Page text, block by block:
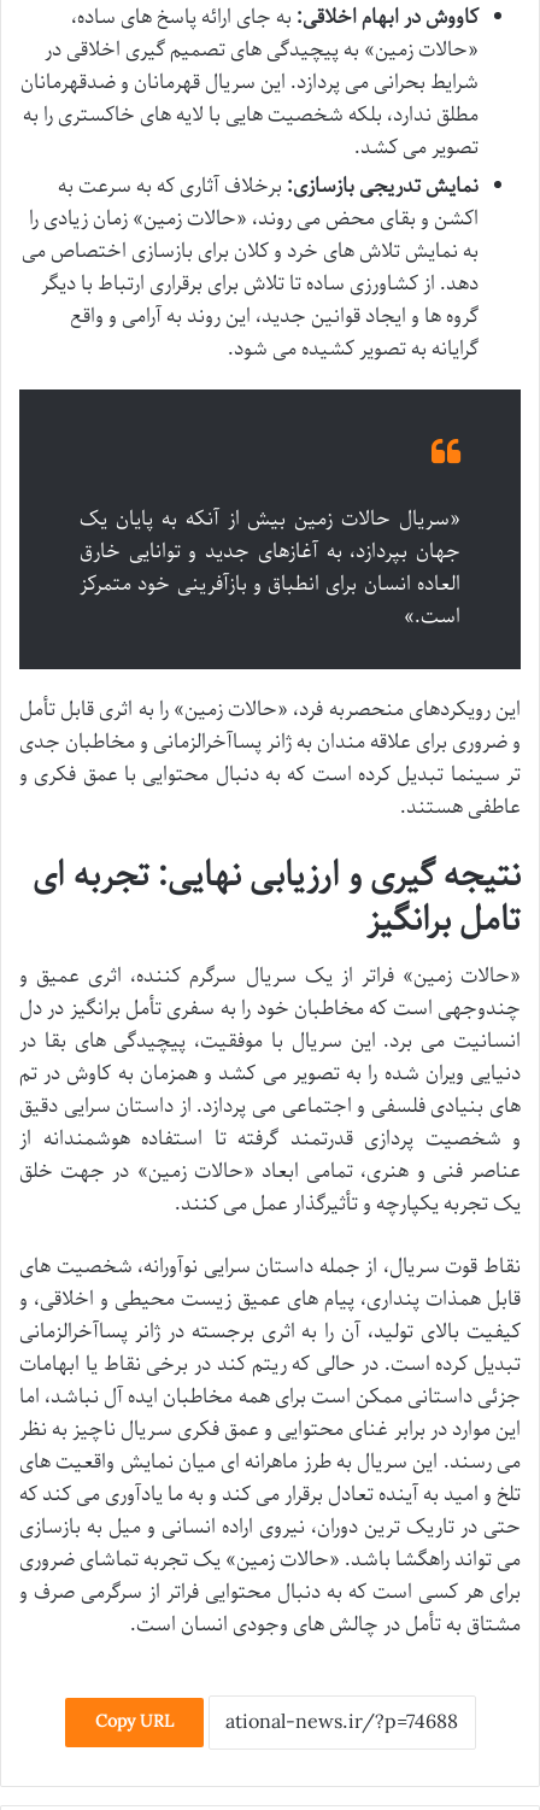
کاووش در ابهام اخلاقی: به جای ارائه پاسخ های ساده،
«حالات زمین» به پیچیدگی های تصمیم گیری اخلاقی در
شرایط بحرانی می پردازد. این سریال قهرمانان و ضدقهرمانان
مطلق ندارد، بلکه شخصیت هایی با لایه های خاکستری را به
تصویر می کشد.
نمایش تدریجی بازسازی: برخلاف آثاری که به سرعت به
اکشن و بقای محض می روند، «حالات زمین» زمان زیادی را
به نمایش تلاش های خرد و کلان برای بازسازی اختصاص می
دهد. از کشاورزی ساده تا تلاش برای برقراری ارتباط با دیگر
گروه ها و ایجاد قوانین جدید، این روند به آرامی و واقع
گرایانه به تصویر کشیده می شود.
«سریال حالات زمین بیش از آنکه به پایان یک
جهان بپردازد، به آغازهای جدید و توانایی خارق
العاده انسان برای انطباق و بازآفرینی خود متمرکز
است.»
این رویکردهای منحصربه فرد، «حالات زمین» را به اثری قابل تأمل
و ضروری برای علاقه مندان به ژانر پساآخرالزمانی و مخاطبان جدی
تر سینما تبدیل کرده است که به دنبال محتوایی با عمق فکری و
عاطفی هستند.
نتیجه گیری و ارزیابی نهایی: تجربه ای
تامل برانگیز
«حالات زمین» فراتر از یک سریال سرگرم کننده، اثری عمیق و
چندوجهی است که مخاطبان خود را به سفری تأمل برانگیز در دل
انسانیت می برد. این سریال با موفقیت، پیچیدگی های بقا در
دنیایی ویران شده را به تصویر می کشد و همزمان به کاوش در تم
های بنیادی فلسفی و اجتماعی می پردازد. از داستان سرایی دقیق
و شخصیت پردازی قدرتمند گرفته تا استفاده هوشمندانه از
عناصر فنی و هنری، تمامی ابعاد «حالات زمین» در جهت خلق
یک تجربه یکپارچه و تأثیرگذار عمل می کنند.
نقاط قوت سریال، از جمله داستان سرایی نوآورانه، شخصیت های
قابل همذات پنداری، پیام های عمیق زیست محیطی و اخلاقی، و
کیفیت بالای تولید، آن را به اثری برجسته در ژانر پساآخرالزمانی
تبدیل کرده است. در حالی که ریتم کند در برخی نقاط یا ابهامات
جزئی داستانی ممکن است برای همه مخاطبان ایده آل نباشد، اما
این موارد در برابر غنای محتوایی و عمق فکری سریال ناچیز به نظر
می رسند. این سریال به طرز ماهرانه ای میان نمایش واقعیت های
تلخ و امید به آینده تعادل برقرار می کند و به ما یادآوری می کند که
حتی در تاریک ترین دوران، نیروی اراده انسانی و میل به بازسازی
می تواند راهگشا باشد. «حالات زمین» یک تجربه تماشای ضروری
برای هر کسی است که به دنبال محتوایی فراتر از سرگرمی صرف و
مشتاق به تأمل در چالش های وجودی انسان است.
Copy URL